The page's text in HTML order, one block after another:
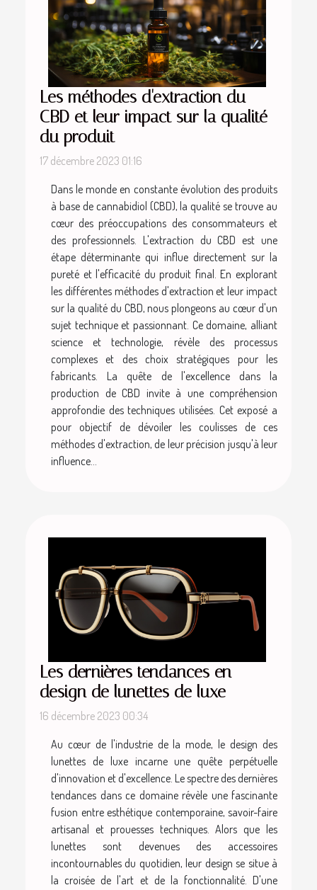
Les méthodes d'extraction du
CBD et leur impact sur la qualité
du produit
17 décembre 2023 01:16
Dans le monde en constante évolution des produits
à base de cannabidiol (CBD), la qualité se trouve au
cœur des préoccupations des consommateurs et
des professionnels. L'extraction du CBD est une
étape déterminante qui influe directement sur la
pureté et l'efficacité du produit final. En explorant
les différentes méthodes d'extraction et leur impact
sur la qualité du CBD, nous plongeons au cœur d'un
sujet technique et passionnant. Ce domaine, alliant
science et technologie, révèle des processus
complexes et des choix stratégiques pour les
fabricants. La quête de l'excellence dans la
production de CBD invite à une compréhension
approfondie des techniques utilisées. Cet exposé a
pour objectif de dévoiler les coulisses de ces
méthodes d'extraction, de leur précision jusqu'à leur
influence...
Les dernières tendances en
design de lunettes de luxe
16 décembre 2023 00:34
Au cœur de l'industrie de la mode, le design des
lunettes de luxe incarne une quête perpétuelle
d'innovation et d'excellence. Le spectre des dernières
tendances dans ce domaine révèle une fascinante
fusion entre esthétique contemporaine, savoir-faire
artisanal et prouesses techniques. Alors que les
lunettes sont devenues des accessoires
incontournables du quotidien, leur design se situe à
la croisée de l'art et de la fonctionnalité. D'une